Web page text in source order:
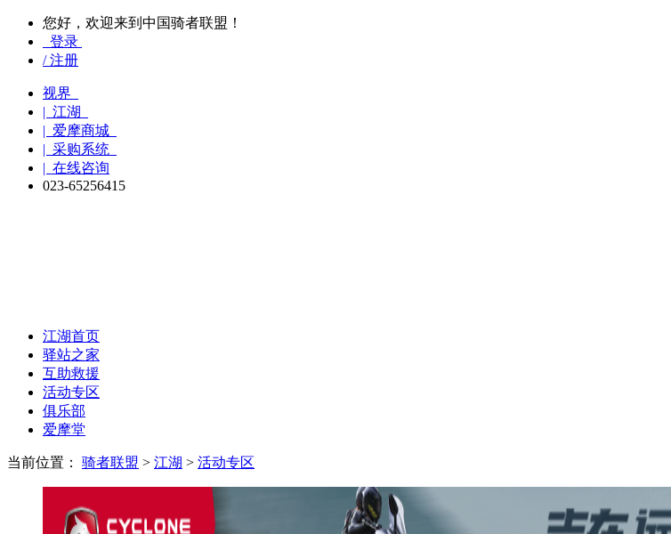
您好，欢迎来到中国骑者联盟！
登录
/ 注册
视界
| 江湖
| 爱摩商城
| 采购系统
| 在线咨询
023-65256415
江湖首页
驿站之家
互助救援
活动专区
俱乐部
爱摩堂
当前位置： 骑者联盟 > 江湖 > 活动专区